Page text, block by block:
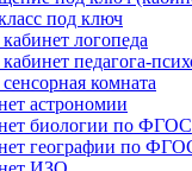
под ключ
логопеда
педагога-
комната
астрономии
биологии по ФГОС
географии по